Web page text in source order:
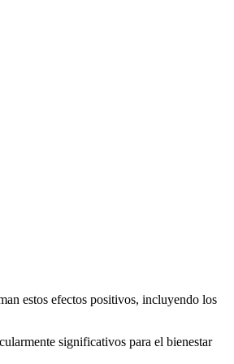
estos efectos positivos, incluyendo los
significativos para el bienestar